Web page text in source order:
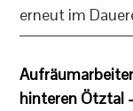
erneut im
hinteren Ötztal